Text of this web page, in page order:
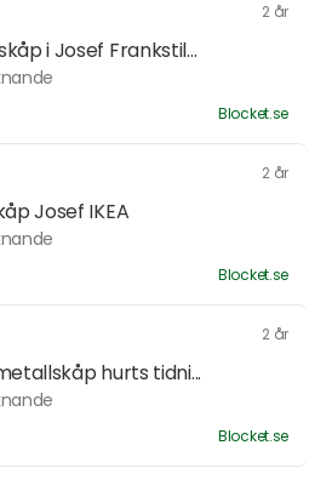
2 år
i Josef Frankstil...
Blocket.se
2 år
Josef IKEA
Blocket.se
2 år
hurts tidni...
Blocket.se